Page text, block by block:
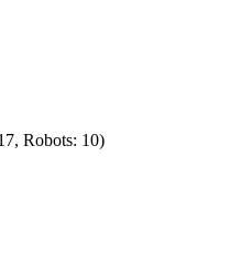
Robots: 10)